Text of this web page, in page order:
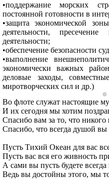
•поддержание морских
постоянной готовности в
•защита экономической
деятельности, пресечение
деятельности;
•обеспечение безопасности
•выполнение
экономически важных
деловые заходы,
миротворческих сил и др.)
Во флоте служат настоящие
И их сегодня мы хотим
Спасибо вам за то, что
Спасибо, что всегда душой
Пусть Тихий Океан для вас
Пусть вас вся его живность
А сами вы пусть будете
Ведь вы достойны этого, мы